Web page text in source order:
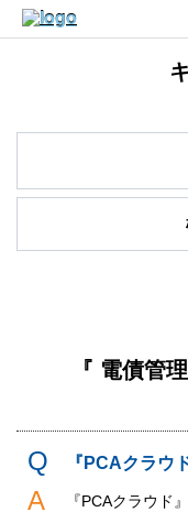
『 電債管
『PCAクラウ
『PCAクラウド